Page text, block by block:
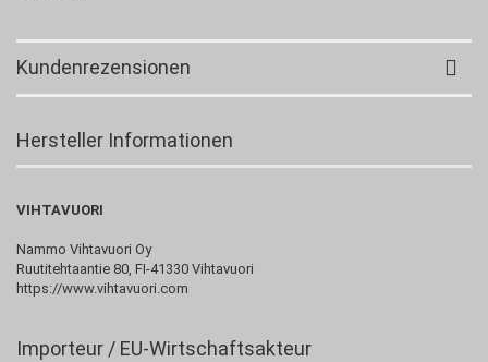
Kundenrezensionen
Hersteller Informationen
VIHTAVUORI
Nammo Vihtavuori Oy
Ruutitehtaantie 80, FI-41330 Vihtavuori
https://www.vihtavuori.com
Importeur / EU-Wirtschaftsakteur